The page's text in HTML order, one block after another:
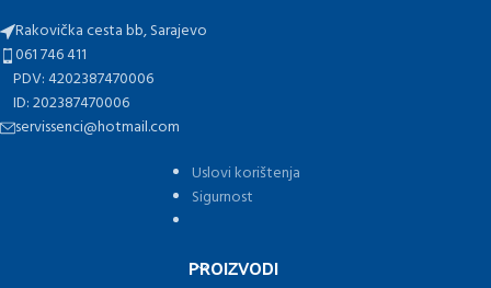
Rakovička cesta bb, Sarajevo
061 746 411
PDV: 4202387470006
ID: 202387470006
servissenci@hotmail.com
Uslovi korištenja
Sigurnost
PROIZVODI